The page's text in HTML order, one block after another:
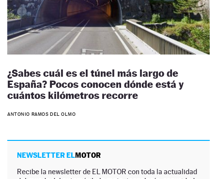
¿Sabes cuál es el túnel más largo de
España? Pocos conocen dónde está y
cuántos kilómetros recorre
ANTONIO RAMOS DEL OLMO
NEWSLETTER ELMOTOR
Recibe la newsletter de EL MOTOR con toda la actualidad